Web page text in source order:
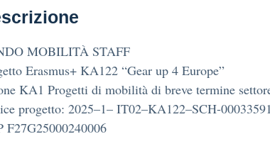
MOBILITÀ STAFF
Erasmus+ KA122 “Gear up 4 Europe”
KA1 Progetti di mobilità di breve termine
progetto: 2025–1– IT02–KA122–SCH-
F27G25000240006